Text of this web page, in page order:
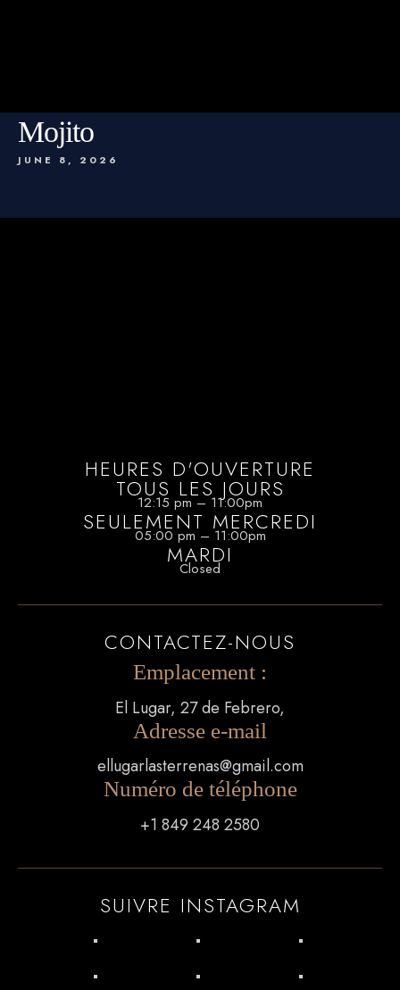
Mojito
JUNE 8, 2026
HEURES D'OUVERTURE
TOUS LES JOURS
12:15 pm – 11:00pm
SEULEMENT MERCREDI
05:00 pm – 11:00pm
MARDI
Closed
CONTACTEZ-NOUS
Emplacement :
El Lugar, 27 de Febrero,
Adresse e-mail
ellugarlasterrenas@gmail.com
Numéro de téléphone
+1 849 248 2580
SUIVRE INSTAGRAM